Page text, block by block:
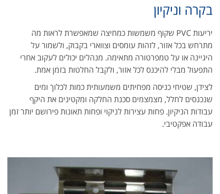
בקרה וניקיון
יריעות PVC שקוף משמשות כמחיצה שמאפשרת לראות מה
מתרחש בכל אזור, לזהות עומסים וצווארי בקבוק, ולשמור על
היגיינה או על טמפרטורה מתאימה. מנהלים יכולים לעקוב אחרי
התפעול מבלי להיכנס לכל אזור, ולקבל החלטות בזמן אמת.
לצידן, שטיחי כניסה מפחיתים משמעותית כמות לכלוך ומים
שנכנסים לחלל, מצמצמים סכנת החלקה ומקטינים את היקף
עבודות הניקיון. פחות עצירות לניקוי ופחות תאונות פירושם יותר זמן
עבודה אפקטיבי.